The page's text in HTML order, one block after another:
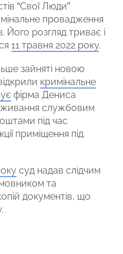
“Свої Люди”
провадження
Його розгляд триває і
11 травня 2022 року.
зайняті новою
кримінальне
фірма Дениса
службовим
під час
приміщення під
суд надав слідчим
та
документів, що